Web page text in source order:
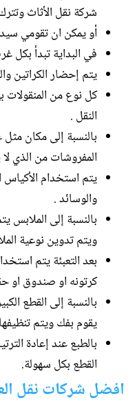
شركة نقل الأثاث
أو يمكن ان تقومي
في البداية تبدأ بكل
يتم إحضار الكراتين
كل نوع من المنقولات
النقل .
بالنسبة إلى مكان
المفروشات من الذي
يتم استخدام الأكياس
والوسائد .
بالنسبة إلى
ويتم تدوين نوعية
بعد التعبئة يتم
كرتونه او صندوق او
بالنسبة إلى القطع
يقوم بفك ويتم
بالطبع عند إعادة
القطع بكل سهولة.
افضل شركات نقل